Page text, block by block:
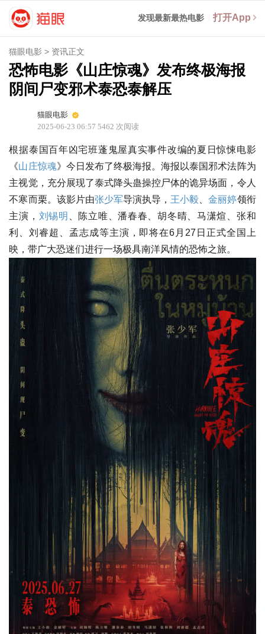
发现最新最热电影 打开App
猫眼电影 > 资讯正文
恐怖电影《山庄惊魂》发布终极海报
阴间尸变邪术泰恐泰解压
猫眼电影
2025-06-23 06:57 5462 次阅读
根据泰国百年凶宅班蓬鬼屋真实事件改编的夏日惊悚电影
《山庄惊魂》今日发布了终极海报。海报以泰国邪术法阵为
主视觉，充分展现了泰式降头蛊操控尸体的诡异场面，令人
不寒而栗。该影片由张少军导演执导，王小毅、金丽婷领衔
主演， 刘锡明 、陈立唯、潘春春、胡冬晴、马潇煊、张和
利、刘睿超、孟志成等主演，即将在6月27日正式全国上
映，带广大恐迷们进行一场极具南洋风情的恐怖之旅。